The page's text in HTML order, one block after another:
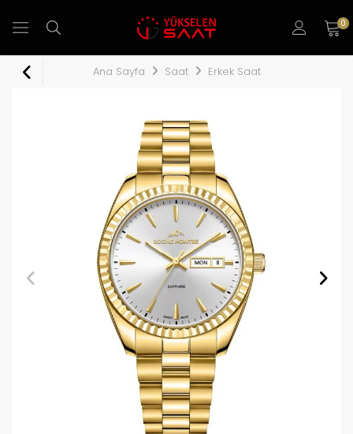
0
Ana Sayfa Saat Erkek Saat